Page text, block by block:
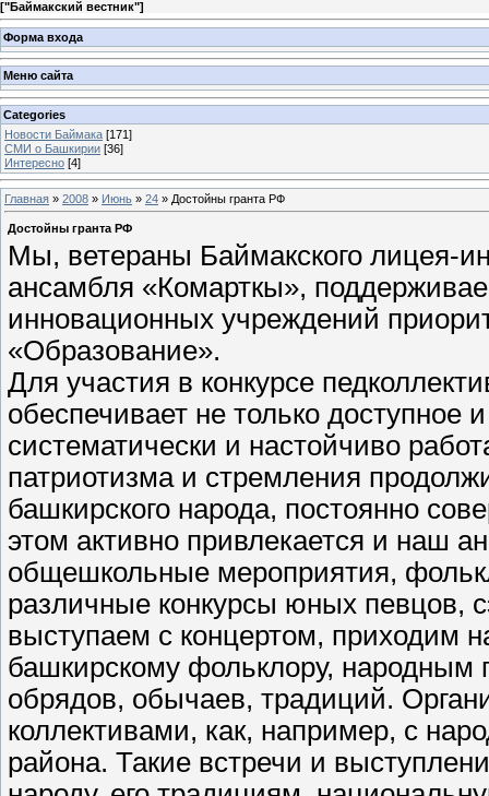
["Баймакский вестник"]
Форма входа
Меню сайта
Categories
Новости Баймака [171]
СМИ о Башкирии [36]
Интересно [4]
Главная » 2008 » Июнь » 24 » Достойны гранта РФ
Достойны гранта РФ
Мы, ветераны Баймакского лицея-
ансамбля «Комарткы»,
инновационных учреждений
«Образование».
Для участия в конкурсе
обеспечивает не только доступное
систематически и настойчиво
патриотизма и стремления
башкирского народа, постоянно
этом активно привлекается и наш
общешкольные мероприятия,
различные конкурсы юных певцов,
выступаем с концертом, приходим
башкирскому фольклору, народным
обрядов, обычаев, традиций.
коллективами, как, например, с
района. Такие встречи и